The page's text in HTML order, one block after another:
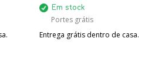
Em stock
Portes grátis
Entrega grátis dentro de casa.